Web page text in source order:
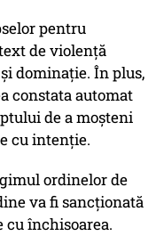
pentru
de violență
dominație. În plus,
constata automat
de a moșteni
cu intenție.
ordinelor de
va fi sancționată
cu închisoarea.